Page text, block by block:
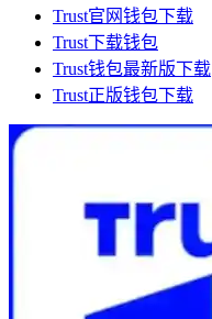
Trust官网钱包下载
Trust下载钱包
Trust钱包最新版下载
Trust正版钱包下载